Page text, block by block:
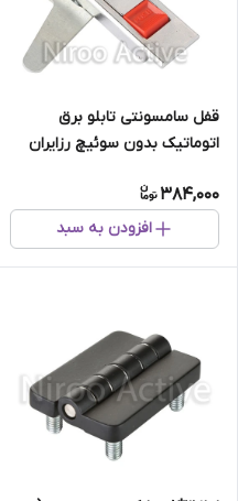
قفل سامسونتی تابلو برق
اتوماتیک بدون سوئیچ رزایران
384,000
افزودن به سبد